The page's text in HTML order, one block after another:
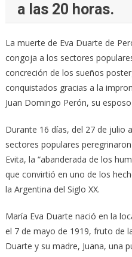
a las 20 horas.
La muerte de Eva Duarte de
congoja a los sectores
concreción de los sueños
conquistados gracias a la
Juan Domingo Perón, su
Durante 16 días, del 27 de julio
sectores populares
Evita, la “abanderada de los
que convirtió en uno de los
la Argentina del Siglo XX.
María Eva Duarte nació en la
el 7 de mayo de 1919, fruto de
Duarte y su madre, Juana, una